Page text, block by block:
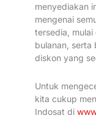
menyediakan
mengenai
tersedia,
bulanan, serta
diskon yang
Untuk
kita cukup
Indosat di